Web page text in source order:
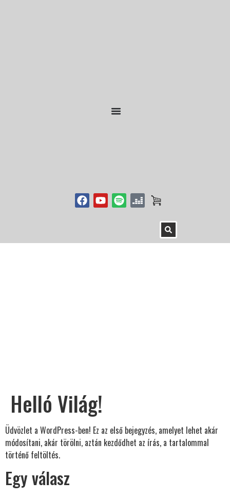
Helló Világ!
Üdvözlet a WordPress-ben! Ez az első bejegyzés, amelyet lehet akár
módosítani, akár törölni, aztán kezdődhet az írás, a tartalommal
történő feltöltés.
Egy válasz